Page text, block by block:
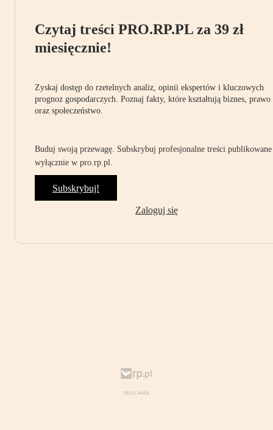
Czytaj treści PRO.RP.PL za 39 zł
miesięcznie!
Zyskaj dostęp do rzetelnych analiz, opinii ekspertów i kluczowych
prognoz gospodarczych. Poznaj fakty, które kształtują biznes, prawo
oraz społeczeństwo.
Buduj swoją przewagę. Subskrybuj profesjonalne treści publikowane
wyłącznie w pro.rp.pl.
Subskrybuj!
Zaloguj się